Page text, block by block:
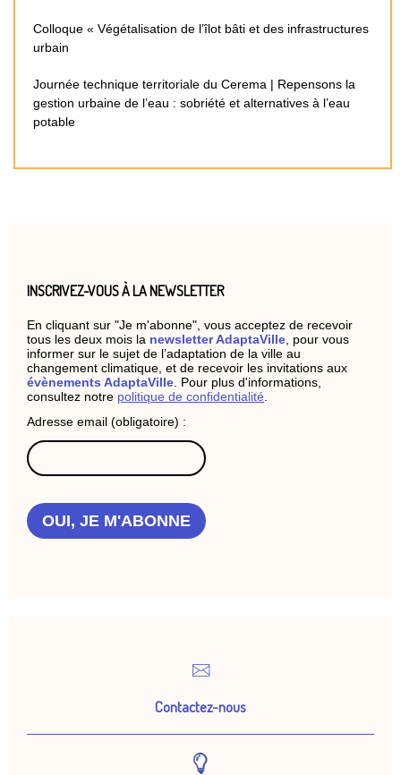
Colloque « Végétalisation de l’îlot bâti et des infrastructures
urbain
Journée technique territoriale du Cerema | Repensons la
gestion urbaine de l’eau : sobriété et alternatives à l’eau
potable
INSCRIVEZ-VOUS À LA NEWSLETTER
En cliquant sur "Je m'abonne", vous acceptez de recevoir
tous les deux mois la newsletter AdaptaVille , pour vous
informer sur le sujet de l’adaptation de la ville au
changement climatique, et de recevoir les invitations aux
évènements AdaptaVille . Pour plus d'informations,
consultez notre politique de confidentialité
Adresse email (obligatoire) :
OUI, JE M'ABONNE
Contactez-nous